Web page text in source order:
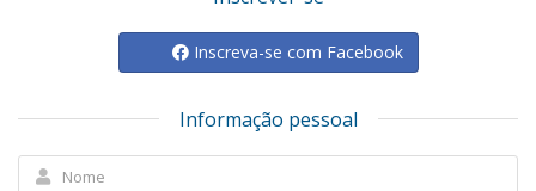
Inscreva-se com Facebook
Informação pessoal